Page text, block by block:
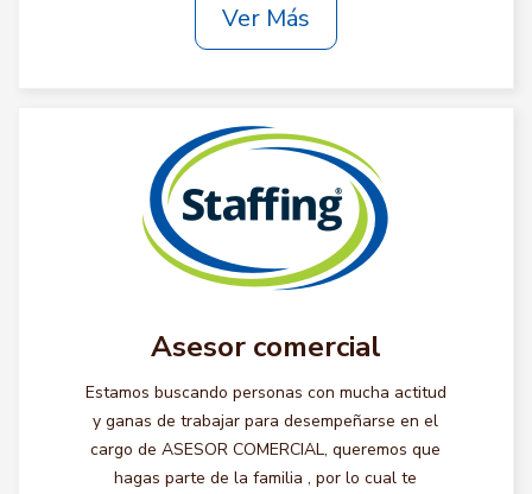
Ver Más
Asesor comercial
Estamos buscando personas con mucha actitud
y ganas de trabajar para desempeñarse en el
cargo de ASESOR COMERCIAL, queremos que
hagas parte de la familia , por lo cual te